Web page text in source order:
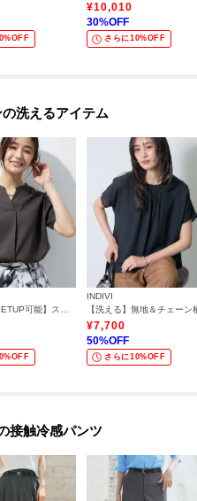
¥10,010
30%OFF
さらに10%OFF
洗えるアイテム
INDIVI
¥7,700
50%OFF
さらに10%OFF
接触冷感パンツ